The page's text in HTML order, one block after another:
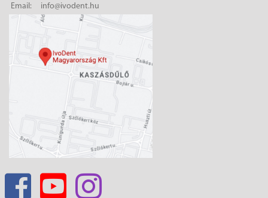
Email:
info@ivodent.hu